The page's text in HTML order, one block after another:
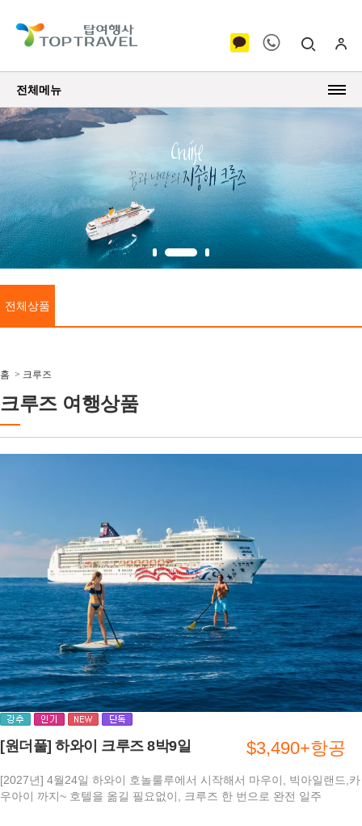
전체메뉴
전체상품
홈 > 크루즈
크루즈 여행상품
[원더풀] 하와이 크루즈 8박9일
[2027년] 4월24일 하와이 호놀룰루에서 시작해서 마우이, 빅아일랜드,카
우아이 까지~ 호텔을 옮길 필요없이, 크루즈 한 번으로 완전 일주
$3,490+항공